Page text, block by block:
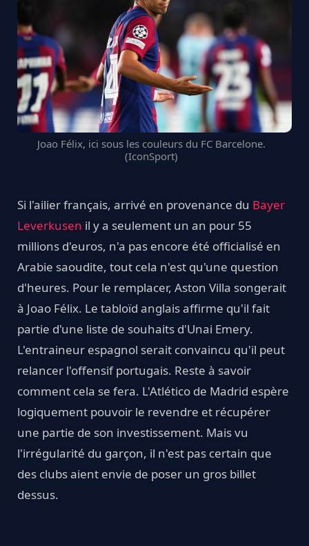
Joao Félix, ici sous les couleurs du FC Barcelone.
(IconSport)
Si l'ailier français, arrivé en provenance du Bayer
Leverkusen il y a seulement un an pour 55
millions d'euros, n'a pas encore été officialisé en
Arabie saoudite, tout cela n'est qu'une question
d'heures. Pour le remplacer, Aston Villa songerait
à Joao Félix. Le tabloïd anglais affirme qu'il fait
partie d'une liste de souhaits d'Unai Emery.
L'entraineur espagnol serait convaincu qu'il peut
relancer l'offensif portugais. Reste à savoir
comment cela se fera. L'Atlético de Madrid espère
logiquement pouvoir le revendre et récupérer
une partie de son investissement. Mais vu
l'irrégularité du garçon, il n'est pas certain que
des clubs aient envie de poser un gros billet
dessus.